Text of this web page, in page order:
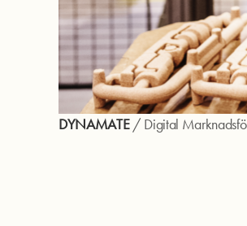
DYNAMATE/ Digital